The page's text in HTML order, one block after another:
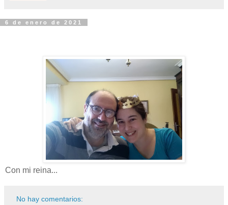
6 de enero de 2021
Con mi reina...
No hay comentarios: